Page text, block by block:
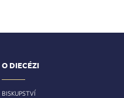
O DIECÉZI
BISKUPSTVÍ